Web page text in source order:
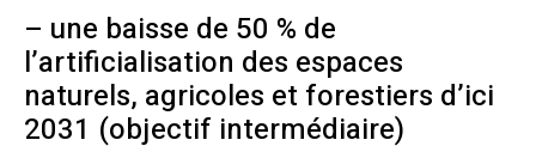
– une baisse de 50 % de
l’artificialisation des espaces
naturels, agricoles et forestiers d’ici
2031 (objectif intermédiaire)